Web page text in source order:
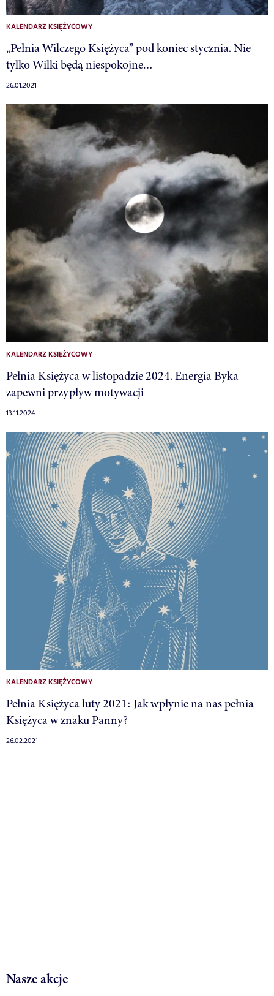
KALENDARZ KSIĘŻYCOWY
„Pełnia Wilczego Księżyca” pod koniec stycznia. Nie
tylko Wilki będą niespokojne…
26.01.2021
KALENDARZ KSIĘŻYCOWY
Pełnia Księżyca w listopadzie 2024. Energia Byka
zapewni przypływ motywacji
13.11.2024
KALENDARZ KSIĘŻYCOWY
Pełnia Księżyca luty 2021: Jak wpłynie na nas pełnia
Księżyca w znaku Panny?
26.02.2021
Nasze akcje